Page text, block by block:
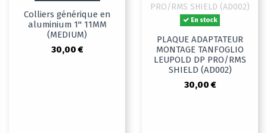
Colliers générique en
aluminium 1" 11MM
(MEDIUM)
30,00 €
En stock
PLAQUE ADAPTATEUR
MONTAGE TANFOGLIO
LEUPOLD DP PRO/RMS
SHIELD (AD002)
30,00 €